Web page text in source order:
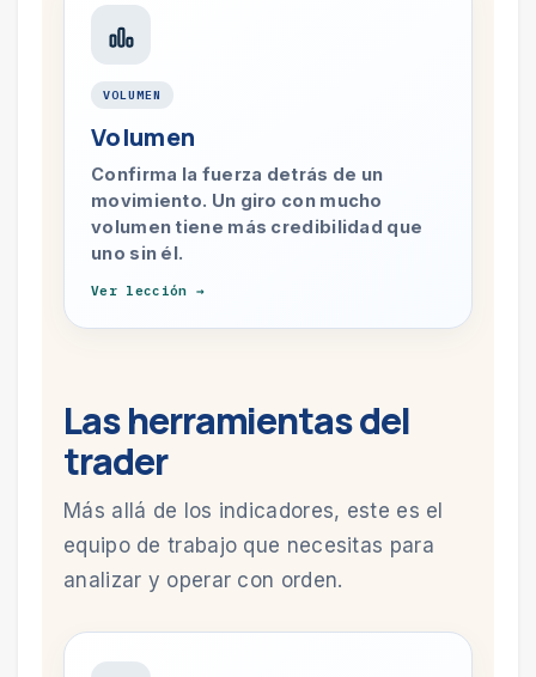
VOLUMEN
Volumen
Confirma la fuerza detrás de un
movimiento. Un giro con mucho
volumen tiene más credibilidad que
uno sin él.
Ver lección →
Las herramientas del
trader
Más allá de los indicadores, este es el
equipo de trabajo que necesitas para
analizar y operar con orden.